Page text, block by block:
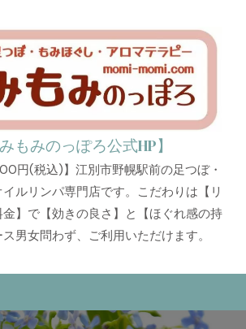
みもみのっぽろ公式HP】
円(税込)】江別市野幌駅前の足つぼ・
ルリンパ専門店です。こだわりは【リ
】で【効きの良さ】と【ほぐれ感の持
男女問わず、ご利用いただけます。